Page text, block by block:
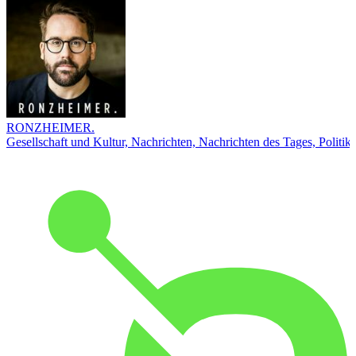
RONZHEIMER.
Gesellschaft und Kultur, Nachrichten, Nachrichten des Tages, Politik